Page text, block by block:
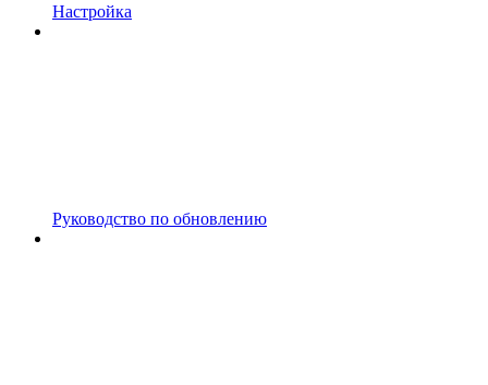
Настройка
Руководство по обновлению